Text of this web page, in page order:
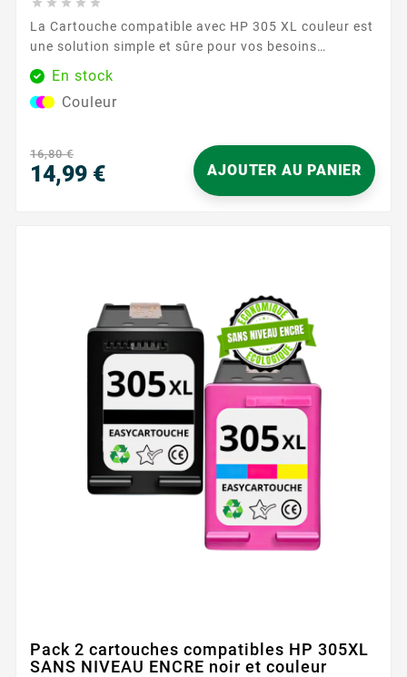
    
La Cartouche compatible avec HP 305 XL couleur est
une solution simple et sûre pour vos besoins
d’impression au quotidien. Conçue pour fonctionner
harmonieusement avec les imprimantes HP utilisant
la référence 305, elle assure une compatibilité fiable
comme pour le bureau. Profitez d’une...
En stock
Couleur
16,80 €
14,99 € AJOUTER AU PANIER
Pack 2 cartouches compatibles HP 305XL
SANS NIVEAU ENCRE noir et couleur